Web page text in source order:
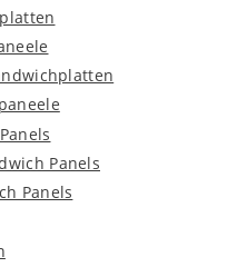
Panels
Panels